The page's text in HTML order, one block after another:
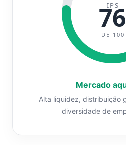
IPS
76
DE 100
Mercado
Alta liquidez, distribuição
diversidade de